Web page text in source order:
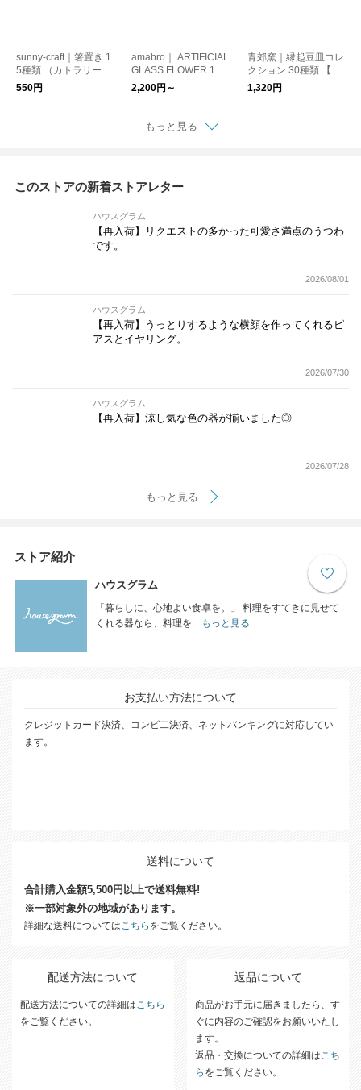
sunny-craft｜箸置き 1
5種類 （カトラリーレ
スト）サニークラフト
信楽焼 はしおき【リ
550円
amabro｜ ARTIFICIAL
GLASS FLOWER 16
種類【インテリア ガ
ラス製 オブジェ ガー
2,200円～
青郊窯｜縁起豆皿コレ
クション 30種類 【九
谷焼・和食器】【ギフ
ト】【パンダ柄】
1,320円
もっと見る
このストアの新着ストアレター
ハウスグラム
【再入荷】リクエストの多かった可愛さ満点のうつわ
です。
2026/08/01
ハウスグラム
【再入荷】うっとりするような横顔を作ってくれるピ
アスとイヤリング。
2026/07/30
ハウスグラム
【再入荷】涼し気な色の器が揃いました◎
2026/07/28
もっと見る
ストア紹介
ハウスグラム
「暮らしに、心地よい食卓を。」 料理をすてきに見せて
くれる器なら、料理を...もっと見る
お支払い方法について
クレジットカード決済、コンビ二決済、ネットバンキングに対応してい
ます。
送料について
合計購入金額5,500円以上で送料無料!
配送方法について 返品について
商品がお手元に届きましたら、す
ぐに内容のご確認をお願いいたし
ます。